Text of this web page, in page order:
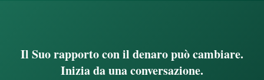
Il Suo rapporto con il denaro può cambiare.
Inizia da una conversazione.